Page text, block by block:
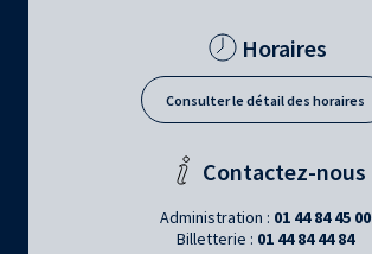
Horaires
Consulter le détail des horaires
Contactez-nous
Administration : 01 44 84 45 00
Billetterie : 01 44 84 44 84